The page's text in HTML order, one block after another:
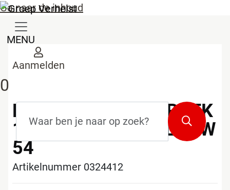
Ga naar de inhoud
MENU
Aanmelden
0
Zoeken
L.BRADOR WERKBROEK
1070PB MARINEBLAUW
54
Artikelnummer 0324412